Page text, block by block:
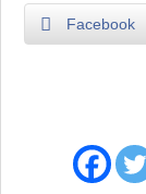
Facebook